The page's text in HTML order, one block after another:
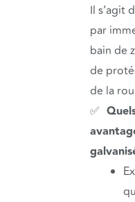
Il s’agit
par
bain de
de
de la
✅